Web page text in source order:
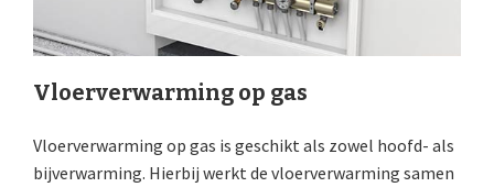
Vloerverwarming op gas
Vloerverwarming op gas is geschikt als zowel hoofd- als
bijverwarming. Hierbij werkt de vloerverwarming samen